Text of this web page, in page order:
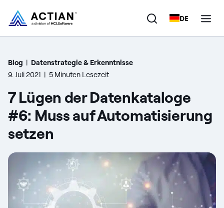
DE
Produkte
Kunden
Unternehmen
Ressourcen
Blog | Datenstrategie & Erkenntnisse
9. Juli 2021 | 5 Minuten Lesezeit
7 Lügen der Datenkataloge
#6: Muss auf Automatisierung
setzen